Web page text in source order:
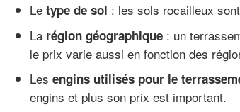
Le type de sol : les sols rocailleux
La région géographique: un
le prix varie aussi en fonction des
Les engins utilisés pour le
engins et plus son prix est important.